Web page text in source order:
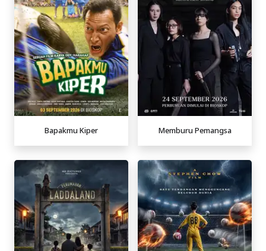
Bapakmu Kiper Memburu Pemangsa